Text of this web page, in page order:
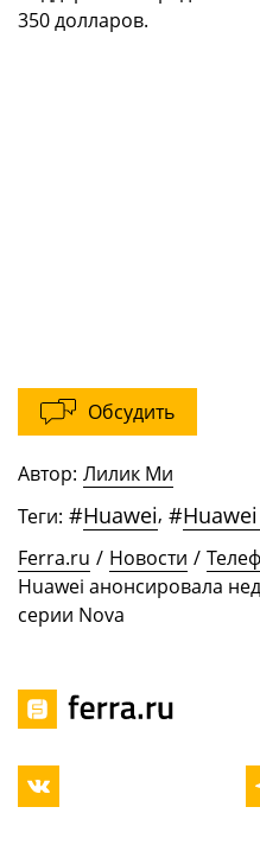
350 долларов.
Обсудить
Автор: Лилик Ми
Теги: #Huawei, #
Ferra.ru / Новости /
Huawei анонсировала
серии Nova